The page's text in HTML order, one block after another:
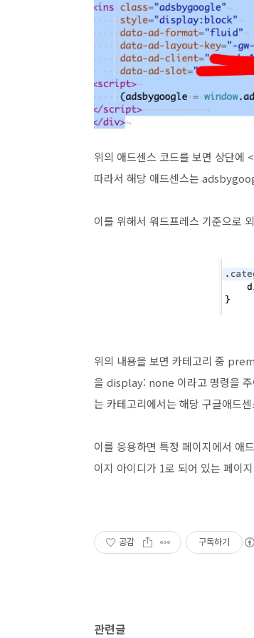
위의 애드센스 코드를 보면 상단
따라서 해당 애드센스는
이를 위해서 워드프레스 기준으로
위의 내용을 보면 카테고리 중
을 display: none 이라고 명령을
는 카테고리에서는 해당 구글애드
이를 응용하면 특정 페이지에서
이지 아이디가 1로 되어 있는 페이
공감 구독하기
관련글